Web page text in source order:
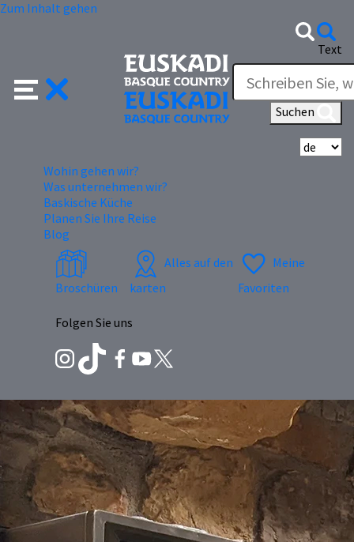
Zum Inhalt gehen
Text
Suchen
Wohin gehen wir?
Was unternehmen wir?
Baskische Küche
Planen Sie Ihre Reise
Blog
Broschüren
Alles auf den
karten
Meine
Favoriten
Folgen Sie uns